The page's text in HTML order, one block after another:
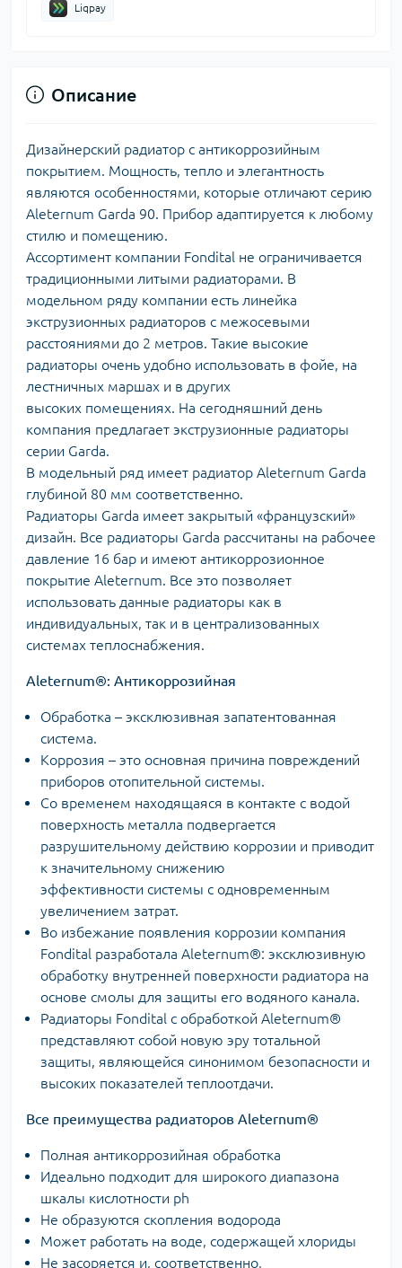
Liqpay
Описание
Дизайнерский радиатор с антикоррозийным
покрытием. Мощность, тепло и элегантность
являются особенностями, которые отличают серию
Aleternum Garda 90. Прибор адаптируется к любому
стилю и помещению.
Aссортимент компании Fondital не ограничивается
традиционными литыми радиаторами. В
модельном ряду компании есть линейка
экструзионных радиаторов с межосевыми
расстояниями до 2 метров. Такие высокие
радиаторы очень удобно использовать в фойе, на
лестничных маршах и в других
высоких помещениях. На сегодняшний день
компания предлагает экструзионные радиаторы
серии Garda.
В модельный ряд имеет радиатор Aleternum Garda
глубиной 80 мм соответственно.
Радиаторы Garda имеет закрытый «французский»
дизайн. Все радиаторы Garda рассчитаны на рабочее
давление 16 бар и имеют антикоррозионное
покрытие Aleternum. Все это позволяет
использовать данные радиаторы как в
индивидуальных, так и в централизованных
системах теплоснабжения.
Aleternum®: Aнтикоррозийная
Обработка – эксклюзивная запатентованная
система.
Коррозия – это основная причина повреждений
приборов отопительной системы.
Со временем находящаяся в контакте с водой
поверхность металла подвергается
разрушительному действию коррозии и приводит
к значительному снижению
эффективности системы с одновременным
увеличением затрат.
Во избежание появления коррозии компания
Fondital разработала Aleternum®: эксклюзивную
обработку внутренней поверхности радиатора на
основе смолы для защиты его водяного канала.
Радиаторы Fondital с обработкой Aleternum®
представляют собой новую эру тотальной
защиты, являющейся синонимом безопасности и
высоких показателей теплоотдачи.
Все преимущества радиаторов Aleternum®
Полная антикоррозийная обработка
Идеально подходит для широкого диапазона
шкалы кислотности ph
Не образуются скопления водорода
Может работать на воде, содержащей хлориды
Не засоряется и, соответственно,